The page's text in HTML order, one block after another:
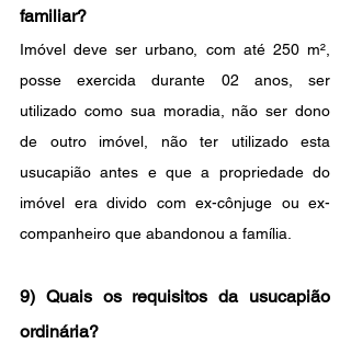
familiar?
Imóvel deve ser urbano, com até 250 m²,
posse exercida durante 02 anos, ser
utilizado como sua moradia, não ser dono
de outro imóvel, não ter utilizado esta
usucapião antes e que a propriedade do
imóvel era divido com ex-cônjuge ou ex-
companheiro que abandonou a família.
9) Quais os requisitos da usucapião
ordinária?